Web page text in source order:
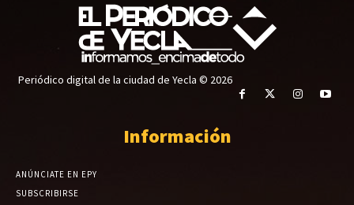
Periódico digital de la ciudad de Yecla © 2026
Información
ANÚNCIATE EN EPY
SUBSCRIBIRSE